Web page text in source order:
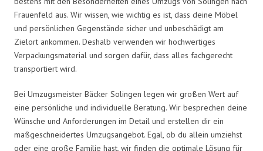
Frauenfeld aus. Wir wissen, wie wichtig es ist, dass deine Möbel
und persönlichen Gegenstände sicher und unbeschädigt am
Zielort ankommen. Deshalb verwenden wir hochwertiges
Verpackungsmaterial und sorgen dafür, dass alles fachgerecht
transportiert wird.
Bei Umzugsmeister Bäcker Solingen legen wir großen Wert auf
eine persönliche und individuelle Beratung. Wir besprechen deine
Wünsche und Anforderungen im Detail und erstellen dir ein
maßgeschneidertes Umzugsangebot. Egal, ob du allein umziehst
oder eine große Familie hast, wir finden die optimale Lösung für